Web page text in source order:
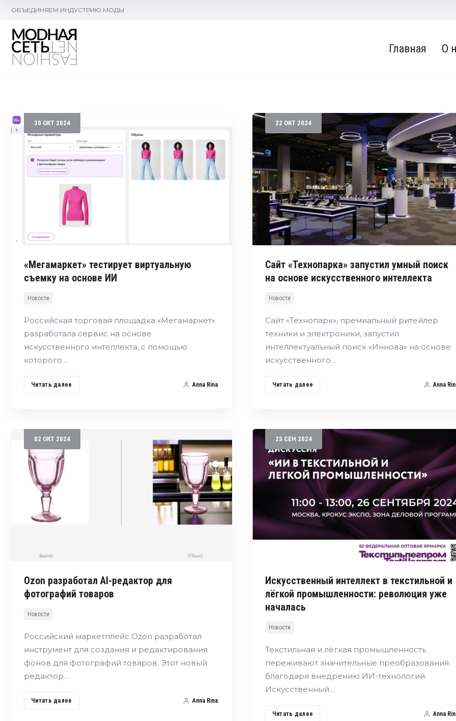
ОБЪЕДИНЯЕМ ИНДУСТРИЮ МОДЫ
Главная О
30 ОКТ 2024
«Мегамаркет» тестирует виртуальную
съемку на основе ИИ
Новости
Российская торговая площадка «Мегамаркет»
разработала сервис на основе
искусственного интеллекта, с помощью
которого…
Читать далее Anna Rina
22 ОКТ 2024
Сайт «Технопарка» запустил умный поиск
на основе искусственного интеллекта
Новости
Сайт «Технопарк», премиальный ритейлер
техники и электроники, запустил
интеллектуальный поиск «Иннова» на основе
искусственного…
Читать далее Anna
02 ОКТ 2024
Ozon разработал AI-редактор для
фотографий товаров
Новости
Российский маркетплейс Ozon разработал
инструмент для создания и редактирования
фонов для фотографий товаров. Этот новый
редактор…
Читать далее Anna Rina
23 СЕН 2024
Искусственный интеллект в текстильной и
лёгкой промышленности: революция уже
началась
Новости
Текстильная и лёгкая промышленность
переживают значительные преобразования
благодаря внедрению ИИ-технологий.
Искусственный…
Читать далее Anna